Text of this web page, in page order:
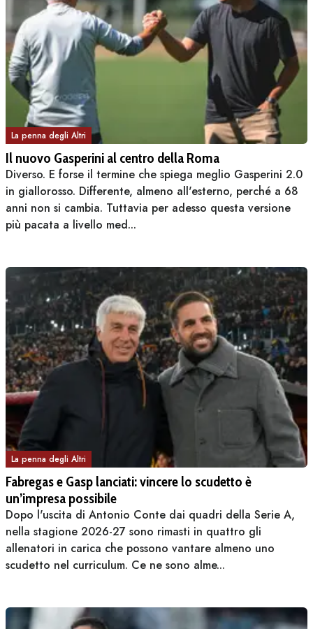
La penna degli Altri
Il nuovo Gasperini al centro della Roma
Diverso. E forse il termine che spiega meglio Gasperini 2.0
in giallorosso. Differente, almeno all'esterno, perché a 68
anni non si cambia. Tuttavia per adesso questa versione
più pacata a livello med...
La penna degli Altri
Fabregas e Gasp lanciati: vincere lo scudetto è
un’impresa possibile
Dopo l'uscita di Antonio Conte dai quadri della Serie A,
nella stagione 2026-27 sono rimasti in quattro gli
allenatori in carica che possono vantare almeno uno
scudetto nel curriculum. Ce ne sono alme...